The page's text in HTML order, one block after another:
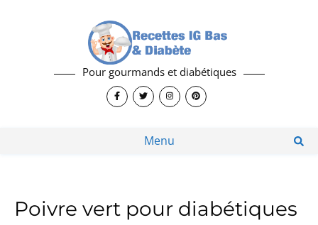
Pour gourmands et diabétiques
Menu
Poivre vert pour diabétiques